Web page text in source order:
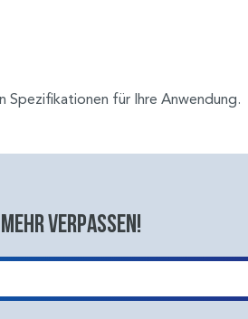
für Ihre Anwendung.
verpassen!